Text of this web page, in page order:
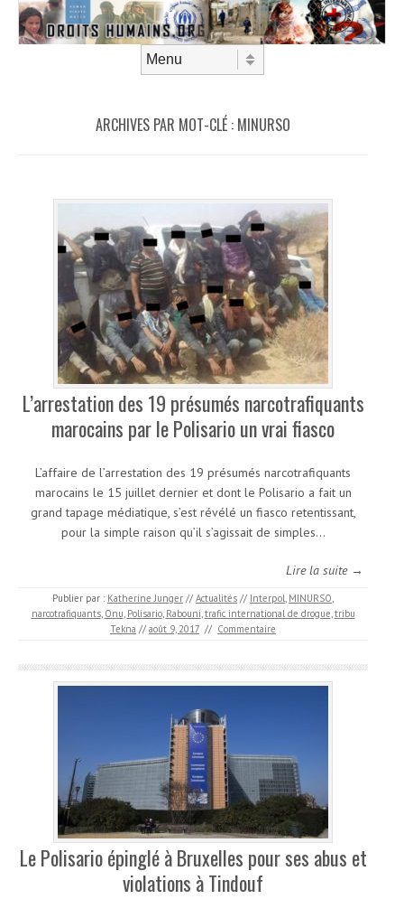
ARCHIVES PAR MOT-CLÉ : MINURSO
L’arrestation des 19 présumés narcotrafiquants
marocains par le Polisario un vrai fiasco
L’affaire de l’arrestation des 19 présumés narcotrafiquants
marocains le 15 juillet dernier et dont le Polisario a fait un
grand tapage médiatique, s’est révélé un fiasco retentissant,
pour la simple raison qu’il s’agissait de simples…
Lire la suite →
Publier par : Katherine Junger // Actualités // Interpol, MINURSO,
narcotrafiquants, Onu, Polisario, Rabouni,trafic international de drogue,tribu
Tekna // août 9, 2017 // Commentaire
Le Polisario épinglé à Bruxelles pour ses abus et
violations à Tindouf